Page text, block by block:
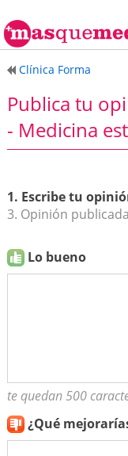
Clínica Forma
Publica tu
- Medicina
1. Escribe tu
3. Opinión
Lo bueno
te quedan 500
¿Qué